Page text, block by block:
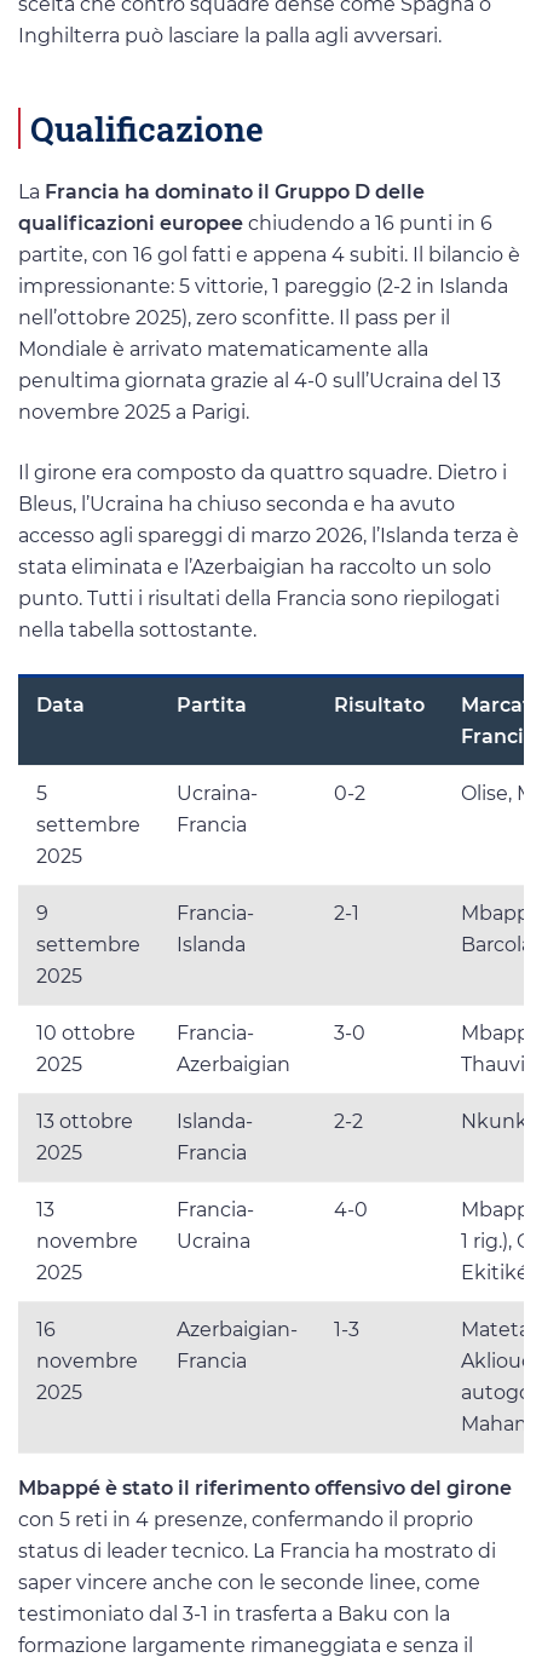
Inghilterra può lasciare la palla agli avversari.
Qualificazione
La Francia ha dominato il Gruppo D delle
qualificazioni europee chiudendo a 16 punti in 6
partite, con 16 gol fatti e appena 4 subiti. Il bilancio è
impressionante: 5 vittorie, 1 pareggio (2-2 in Islanda
nell’ottobre 2025), zero sconfitte. Il pass per il
Mondiale è arrivato matematicamente alla
penultima giornata grazie al 4-0 sull’Ucraina del 13
novembre 2025 a Parigi.
Il girone era composto da quattro squadre. Dietro i
Bleus, l’Ucraina ha chiuso seconda e ha avuto
accesso agli spareggi di marzo 2026, l’Islanda terza è
stata eliminata e l’Azerbaigian ha raccolto un solo
punto. Tutti i risultati della Francia sono riepilogati
nella tabella sottostante.
Data Partita Risultato
Francia
5
settembre
2025
Ucraina-
Francia
0-2 Olise,
9
settembre
2025
Francia-
Islanda
2-1
Barcola
10 ottobre
2025
Francia-
Azerbaigian
3-0
Thauvin
13 ottobre
2025
Islanda-
Francia
2-2
13
novembre
2025
Francia-
Ucraina
4-0
1 rig.),
Ekitiké
16
novembre
2025
Azerbaigian-
Francia
1-3
Mateta,
autogol
Mbappé è stato il riferimento offensivo del girone
con 5 reti in 4 presenze, confermando il proprio
status di leader tecnico. La Francia ha mostrato di
saper vincere anche con le seconde linee, come
testimoniato dal 3-1 in trasferta a Baku con la
formazione largamente rimaneggiata e senza il